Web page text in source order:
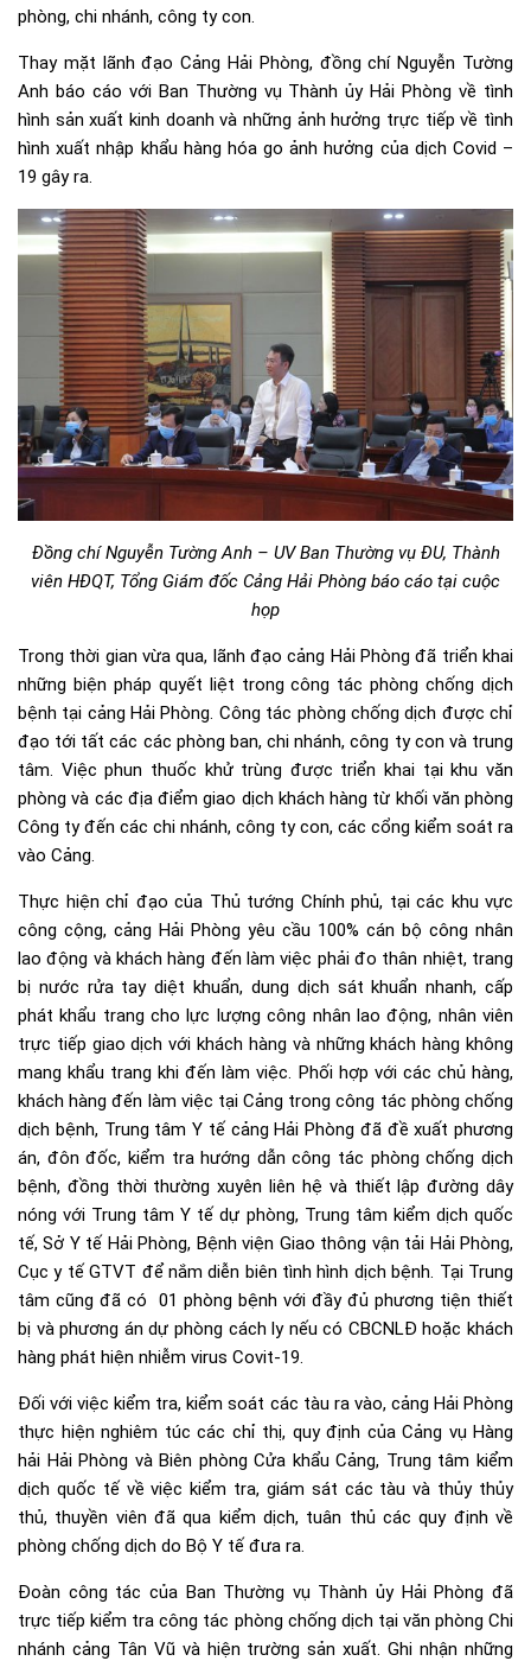
phòng, chi nhánh, công ty con.
Thay mặt lãnh đạo Cảng Hải Phòng, đồng chí Nguyễn Tường
Anh báo cáo với Ban Thường vụ Thành ủy Hải Phòng về tình
hình sản xuất kinh doanh và những ảnh hưởng trực tiếp về tình
hình xuất nhập khẩu hàng hóa go ảnh hưởng của dịch Covid –
19 gây ra.
Đồng chí Nguyễn Tường Anh – UV Ban Thường vụ ĐU, Thành
viên HĐQT, Tổng Giám đốc Cảng Hải Phòng báo cáo tại cuộc
họp
Trong thời gian vừa qua, lãnh đạo cảng Hải Phòng đã triển khai
những biện pháp quyết liệt trong công tác phòng chống dịch
bệnh tại cảng Hải Phòng. Công tác phòng chống dịch được chỉ
đạo tới tất các các phòng ban, chi nhánh, công ty con và trung
tâm. Việc phun thuốc khử trùng được triển khai tại khu văn
phòng và các địa điểm giao dịch khách hàng từ khối văn phòng
Công ty đến các chi nhánh, công ty con, các cổng kiểm soát ra
vào Cảng.
Thực hiện chỉ đạo của Thủ tướng Chính phủ, tại các khu vực
công cộng, cảng Hải Phòng yêu cầu 100% cán bộ công nhân
lao động và khách hàng đến làm việc phải đo thân nhiệt, trang
bị nước rửa tay diệt khuẩn, dung dịch sát khuẩn nhanh, cấp
phát khẩu trang cho lực lượng công nhân lao động, nhân viên
trực tiếp giao dịch với khách hàng và những khách hàng không
mang khẩu trang khi đến làm việc. Phối hợp với các chủ hàng,
khách hàng đến làm việc tại Cảng trong công tác phòng chống
dịch bệnh, Trung tâm Y tế cảng Hải Phòng đã đề xuất phương
án, đôn đốc, kiểm tra hướng dẫn công tác phòng chống dịch
bệnh, đồng thời thường xuyên liên hệ và thiết lập đường dây
nóng với Trung tâm Y tế dự phòng, Trung tâm kiểm dịch quốc
tế, Sở Y tế Hải Phòng, Bệnh viện Giao thông vận tải Hải Phòng,
Cục y tế GTVT để nắm diễn biên tình hình dịch bệnh. Tại Trung
tâm cũng đã có 01 phòng bệnh với đầy đủ phương tiện thiết
bị và phương án dự phòng cách ly nếu có CBCNLĐ hoặc khách
hàng phát hiện nhiễm virus Covit-19.
Đối với việc kiểm tra, kiểm soát các tàu ra vào, cảng Hải Phòng
thực hiện nghiêm túc các chỉ thị, quy định của Cảng vụ Hàng
hải Hải Phòng và Biên phòng Cửa khẩu Cảng, Trung tâm kiểm
dịch quốc tế về việc kiểm tra, giám sát các tàu và thủy thủy
thủ, thuyền viên đã qua kiểm dịch, tuân thủ các quy định về
phòng chống dịch do Bộ Y tế đưa ra.
Đoàn công tác của Ban Thường vụ Thành ủy Hải Phòng đã
trực tiếp kiểm tra công tác phòng chống dịch tại văn phòng Chi
nhánh cảng Tân Vũ và hiện trường sản xuất. Ghi nhận những